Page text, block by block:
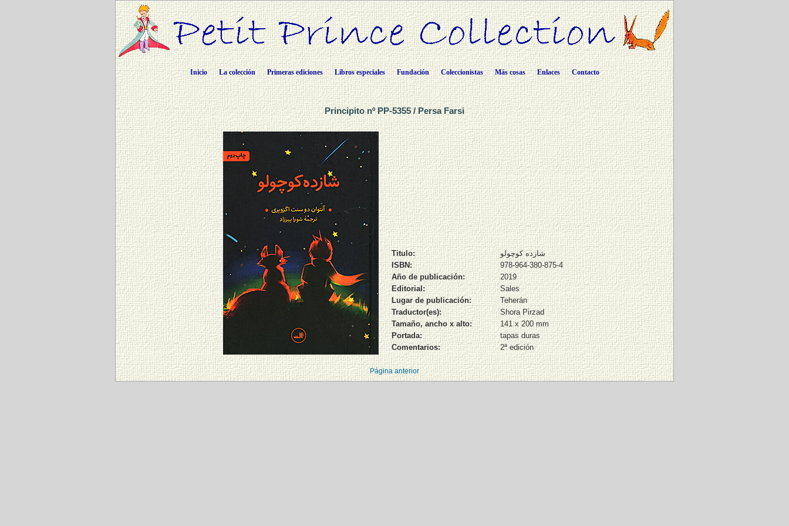
Inicio La colección Primeras ediciones Libros especiales Fundación Coleccionistas Más cosas Enlaces Contacto
Principito nº PP-5355 / Persa Farsi
Titulo:
شازده کوچولو
ISBN:
978-964-380-875-4
Año de publicación:
2019
Editorial:
Sales
Lugar de publicación:
Teherán
Traductor(es):
Shora Pirzad
Tamaño, ancho x alto:
141 x 200 mm
Portada:
tapas duras
Comentarios:
2ª edición
Página anterior